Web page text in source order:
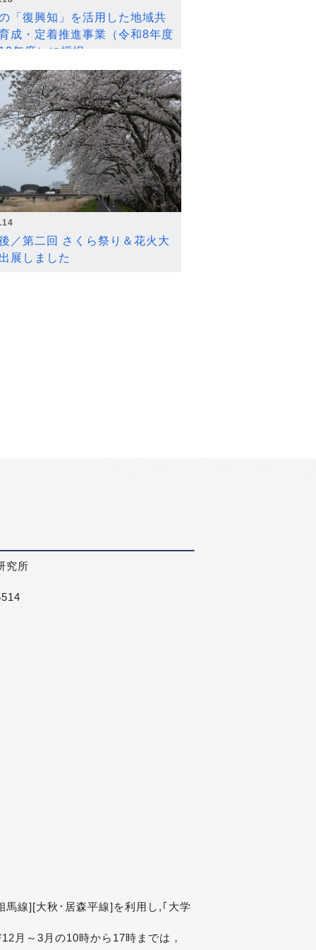
「復興知」を活用した地域共
成・定着推進事業（令和8年度
年度）に採択
／第二回 さくら祭り＆花火大
展しました
究所
線][大秋･居森平線]を利用し,｢大学
月～3月の10時から17時までは，